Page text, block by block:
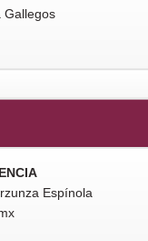
Gallegos
Espínola